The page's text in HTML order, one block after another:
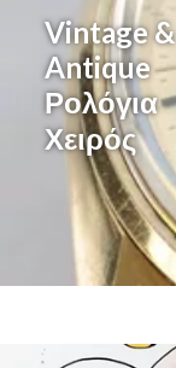
Vintage &
Antique
Ρολόγια
Χειρός